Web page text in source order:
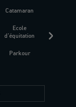
Catamaran
Ecole
d'équitation
Parkour